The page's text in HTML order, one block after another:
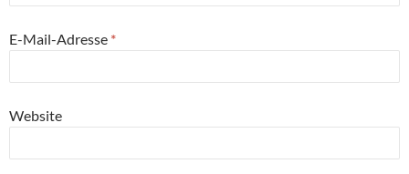
E-Mail-Adresse *
Website